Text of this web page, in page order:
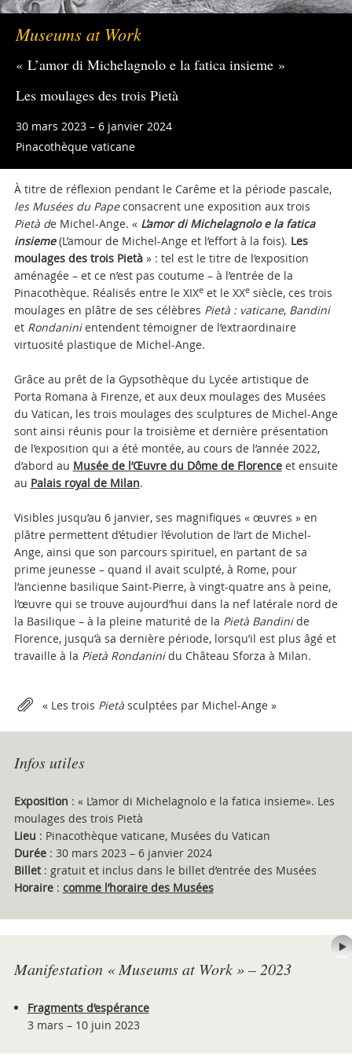
Museums at Work
« L’amor di Michelagnolo e la fatica insieme »
Les moulages des trois Pietà
30 mars 2023 – 6 janvier 2024
Pinacothèque vaticane
À titre de réflexion pendant le Carême et la période pascale,
les Musées du Papeconsacrent une exposition aux trois
Pietà de Michel-Ange. « L’amor di Michelagnolo e la fatica
insieme(L’amour de Michel-Ange et l’effort à la fois). Les
moulages des trois Pietà » : tel est le titre de l’exposition
aménagée – et ce n’est pas coutume – à l’entrée de la
Pinacothèque. Réalisés entre le XIXeet le XXesiècle, ces trois
moulages en plâtre de ses célèbres Pietà : vaticane, Bandini
et Rondaninientendent témoigner de l’extraordinaire
virtuosité plastique de Michel-Ange.
Grâce au prêt de la Gypsothèque du Lycée artistique de
Porta Romana à Firenze, et aux deux moulages des Musées
du Vatican, les trois moulages des sculptures de Michel-Ange
sont ainsi réunis pour la troisième et dernière présentation
de l’exposition qui a été montée, au cours de l’année 2022,
d’abord au Musée de l’Œuvre du Dôme de Florenceet ensuite
au Palais royal de Milan.
Visibles jusqu’au 6 janvier, ses magnifiques « œuvres » en
plâtre permettent d’étudier l’évolution de l’art de Michel-
Ange, ainsi que son parcours spirituel, en partant de sa
prime jeunesse – quand il avait sculpté, à Rome, pour
l’ancienne basilique Saint-Pierre, à vingt-quatre ans à peine,
l’œuvre qui se trouve aujourd’hui dans la nef latérale nord de
la Basilique – à la pleine maturité de la Pietà Bandinide
Florence, jusqu’à sa dernière période, lorsqu’il est plus âgé et
travaille à la Pietà Rondaninidu Château Sforza à Milan.
Attachments
« Les trois Pietàsculptées par Michel-Ange »
Infos utiles
Exposition : « L’amor di Michelagnolo e la fatica insieme». Les
moulages des trois Pietà
Lieu : Pinacothèque vaticane, Musées du Vatican
Durée: 30 mars 2023 – 6 janvier 2024
Billet: gratuit et inclus dans le billet d’entrée des Musées
Horaire: comme l’horaire des Musées
Manifestation « Museums at Work » – 2023
Fragments d’espérance
3 mars – 10 juin 2023